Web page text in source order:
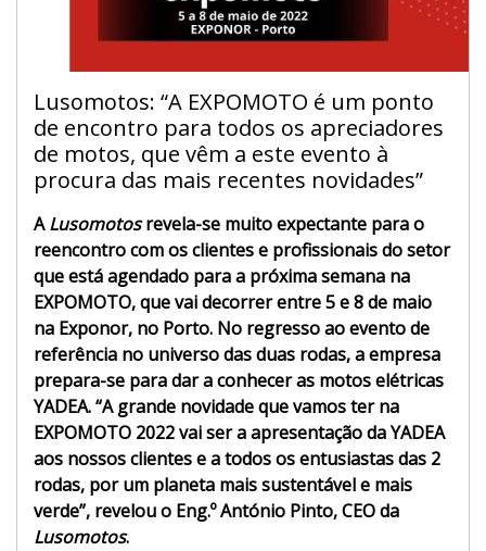
Lusomotos: “A EXPOMOTO é um ponto
de encontro para todos os apreciadores
de motos, que vêm a este evento à
procura das mais recentes novidades”
ALusomotosrevela-se muito expectante para o
reencontro com os clientes e profissionais do setor
que está agendado para a próxima semana na
EXPOMOTO, que vai decorrer entre 5 e 8 de maio
na Exponor, no Porto. No regresso ao evento de
referência no universo das duas rodas, a empresa
prepara-se para dar a conhecer as motos elétricas
YADEA. “A grande novidade que vamos ter na
EXPOMOTO 2022 vai ser a apresentação da YADEA
aos nossos clientes e a todos os entusiastas das 2
rodas, por um planeta mais sustentável e mais
verde”, revelou o Eng.º António Pinto, CEO da
Lusomotos.